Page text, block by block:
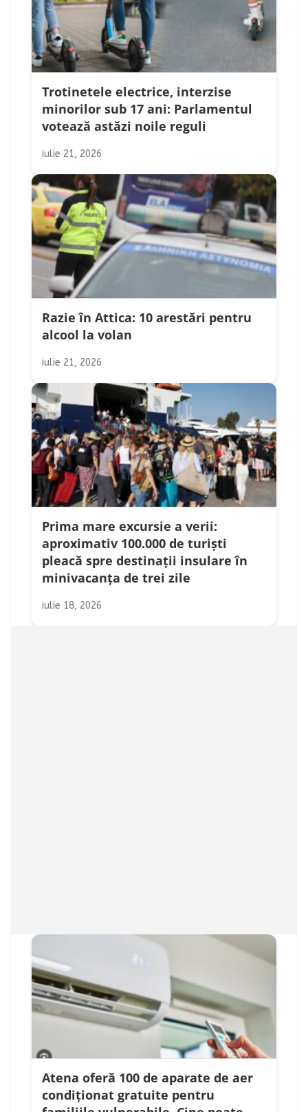
Trotinetele electrice, interzise
minorilor sub 17 ani: Parlamentul
votează astăzi noile reguli
iulie 21, 2026
Razie în Attica: 10 arestări pentru
alcool la volan
iulie 21, 2026
Prima mare excursie a verii:
aproximativ 100.000 de turiști
pleacă spre destinații insulare în
minivacanța de trei zile
iulie 18, 2026
Atena oferă 100 de aparate de aer
condiționat gratuite pentru